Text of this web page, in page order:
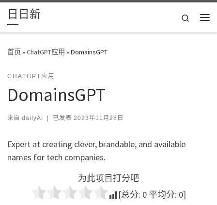
Skip to content
日日新
Search
首页»ChatGPT应用 »DomainsGPT
CHATGPT应用
DomainsGPT
来自 dailyAI | 已发表 2023年11月28日
Expert at creating clever, brandable, and available
names for tech companies.
为此项目打分吧
[总分: 0 平均分: 0]